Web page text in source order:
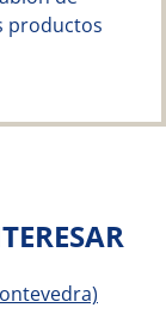
productos